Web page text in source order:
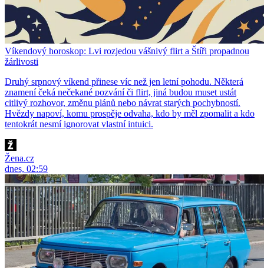
Víkendový horoskop: Lvi rozjedou vášnivý flirt a Štíři propadnou
žárlivosti
Druhý srpnový víkend přinese víc než jen letní pohodu. Některá
znamení čeká nečekané pozvání či flirt, jiná budou muset ustát
citlivý rozhovor, změnu plánů nebo návrat starých pochybností.
Hvězdy napoví, komu prospěje odvaha, kdo by měl zpomalit a kdo
tentokrát nesmí ignorovat vlastní intuici.
Žena.cz
dnes, 02:59